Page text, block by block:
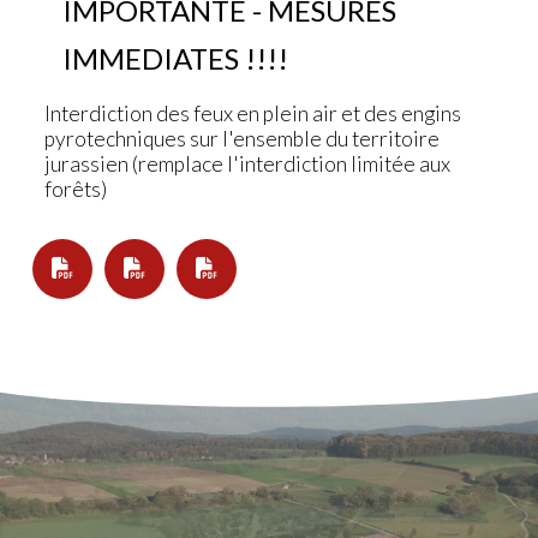
IMPORTANTE - MESURES
IMMEDIATES !!!!
Interdiction des feux en plein air et des engins
pyrotechniques sur l'ensemble du territoire
jurassien (remplace l'interdiction limitée aux
forêts)